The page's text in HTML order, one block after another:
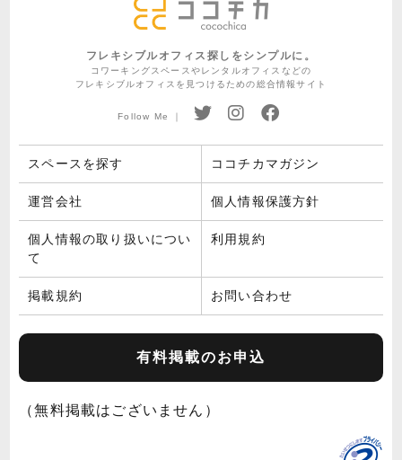
フレキシブルオフィス探しをシンプルに。
コワーキングスペースやレンタルオフィスなどの
フレキシブルオフィスを見つけるための総合情報サイト
Follow Me ｜
スペースを探す ココチカマガジン
運営会社 個人情報保護方針
個人情報の取り扱いについ
て
利用規約
掲載規約 お問い合わせ
有料掲載のお申込
（無料掲載はございません）